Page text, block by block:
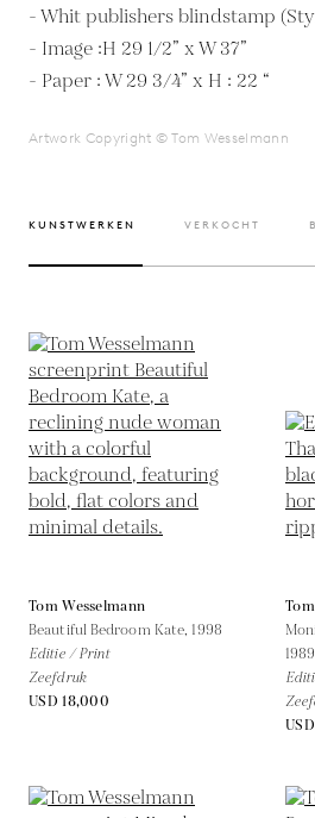
- Whit publishers blindstamp
- Image :H 29 1/2” x W 37”
- Paper : W 29 3/4” x H : 22 “
Artwork Copyright © Tom Wesselmann
KUNSTWERKEN VERKOCHT
Tom Wesselmann
Beautiful Bedroom Kate,1998
Editie / Print
Zeefdruk
USD 18,000
1989